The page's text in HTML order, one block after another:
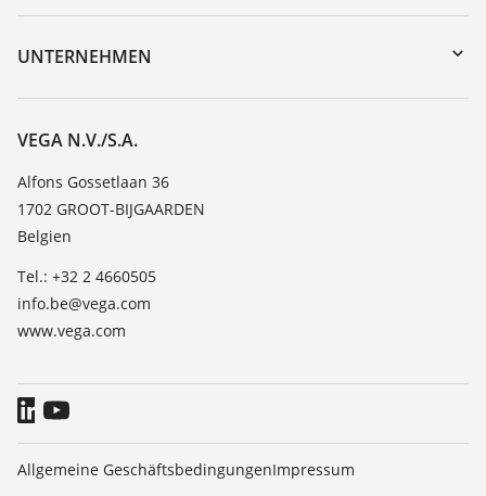
DTM Collection/PACTware
Geräterücksendung
Trainings
TeamViewer
UNTERNEHMEN
Über VEGA
Kontakt
News
Presse
Blog
VEGA N.V./S.A.
Alfons Gossetlaan 36
1702 GROOT-BIJGAARDEN
Belgien
Tel.: +32 2 4660505
info.be@vega.com
www.vega.com
Allgemeine GeschäftsbedingungenImpressum